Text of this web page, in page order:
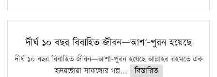
দীর্ঘ ১০ বছর বিবাহিত জীবন—আশা-পুরন হয়েছে
দীর্ঘ ১০ বছর বিবাহিত জীবন—আশা-পুরন হয়েছে আল্লাহর রহমতে এক
হৃদয়ছোঁয়া সাফল্যের গল্প...
বিস্তারিত